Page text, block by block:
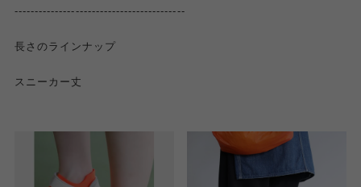
------------------------------------------
長さのラインナップ
スニーカー丈